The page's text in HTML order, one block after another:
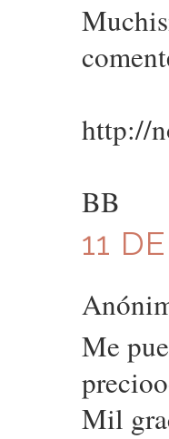
http://
BB
11
Me
Mil